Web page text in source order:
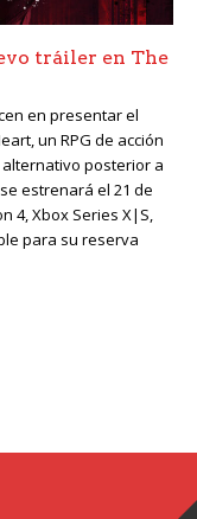
tráiler en The
en presentar el
un RPG de acción
posterior a
estrenará el 21 de
4, Xbox Series X|S,
para su reserva